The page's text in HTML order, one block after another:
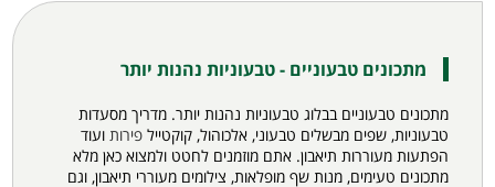
מתכונים טבעוניים - טבעוניות נהנות יותר
מתכונים טבעוניים בבלוג טבעוניות נהנות יותר. מדריך מסעדות
טבעוניות, שפים מבשלים טבעוני, אלכוהול, קוקטייל פירות ועוד
הפתעות מעוררות תיאבון. אתם מוזמנים לחטט ולמצוא כאן מלא
מתכונים טעימים, מנות שף מופלאות, צילומים מעוררי תיאבון, וגם